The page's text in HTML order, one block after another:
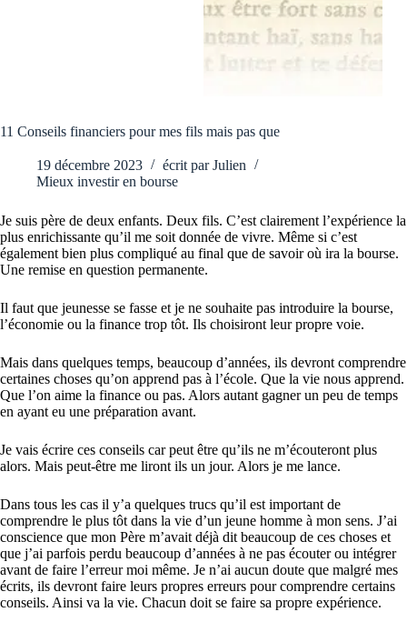
11 Conseils financiers pour mes fils mais pas que
19 décembre 2023 écrit par Julien
Mieux investir en bourse
Je suis père de deux enfants. Deux fils. C’est clairement l’expérience la
plus enrichissante qu’il me soit donnée de vivre. Même si c’est
également bien plus compliqué au final que de savoir où ira la bourse.
Une remise en question permanente.
Il faut que jeunesse se fasse et je ne souhaite pas introduire la bourse,
l’économie ou la finance trop tôt. Ils choisiront leur propre voie.
Mais dans quelques temps, beaucoup d’années, ils devront comprendre
certaines choses qu’on apprend pas à l’école. Que la vie nous apprend.
Que l’on aime la finance ou pas. Alors autant gagner un peu de temps
en ayant eu une préparation avant.
Je vais écrire ces conseils car peut être qu’ils ne m’écouteront plus
alors. Mais peut-être me liront ils un jour. Alors je me lance.
Dans tous les cas il y’a quelques trucs qu’il est important de
comprendre le plus tôt dans la vie d’un jeune homme à mon sens. J’ai
conscience que mon Père m’avait déjà dit beaucoup de ces choses et
que j’ai parfois perdu beaucoup d’années à ne pas écouter ou intégrer
avant de faire l’erreur moi même. Je n’ai aucun doute que malgré mes
écrits, ils devront faire leurs propres erreurs pour comprendre certains
conseils. Ainsi va la vie. Chacun doit se faire sa propre expérience.